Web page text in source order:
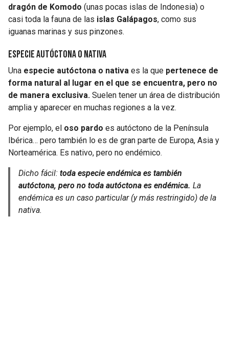
dragón de Komodo (unas pocas islas de Indonesia) o
casi toda la fauna de las islas Galápagos, como sus
iguanas marinas y sus pinzones.
Especie autóctona o nativa
Una especie autóctona o nativa es la que pertenece de
forma natural al lugar en el que se encuentra, pero no
de manera exclusiva. Suelen tener un área de distribución
amplia y aparecer en muchas regiones a la vez.
Por ejemplo, el oso pardo es autóctono de la Península
Ibérica… pero también lo es de gran parte de Europa, Asia y
Norteamérica. Es nativo, pero no endémico.
Dicho fácil: toda especie endémica es también
autóctona, pero no toda autóctona es endémica. La
endémica es un caso particular (y más restringido) de la
nativa.